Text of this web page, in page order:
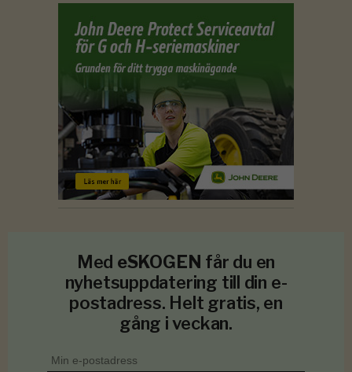
Med eSKOGEN får du en
nyhetsuppdatering till din e-
postadress. Helt gratis, en
gång i veckan.